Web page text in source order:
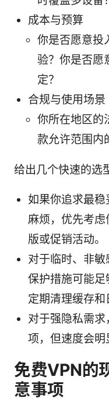
成本与预算
你是否愿意投
验？你是否愿
定？
合规与使用场景
你所在地区的
款允许范围内
给出几个快速的选
如果你追求最
麻烦，优先考虑
版或促销活动。
对于临时、非
保护措施可能足
定期清理缓存和
对于强隐私需
项，但速度会明
免费VPN的
意事项